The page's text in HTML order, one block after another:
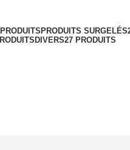
PRODUITS SURGELÉS
DIVERS27 PRODUITS